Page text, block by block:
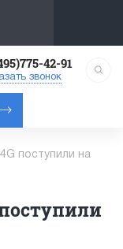
42-91
звонок
поступили на